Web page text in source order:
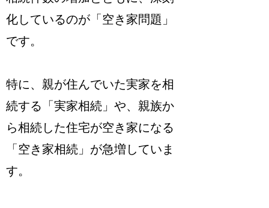
化しているのが「空き家問題」
です。
特に、親が住んでいた実家を相
続する「実家相続」や、親族か
ら相続した住宅が空き家になる
「空き家相続」が急増していま
す。